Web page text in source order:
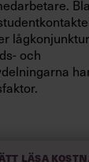
och
läsa